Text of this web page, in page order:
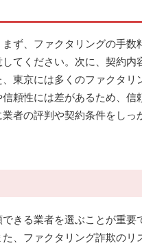
ず、ファクタリングの手数
てください。次に、契約内
東京には多くのファクタリ
頼性には差があるため、信
者の評判や契約条件をしっ
きる業者を選ぶことが重要
、ファクタリング詐欺のリ